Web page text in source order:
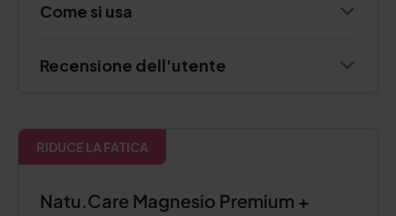
Come si usa
Recensione dell'utente
RIDUCE LA FATICA
Natu.Care Magnesio Premium +